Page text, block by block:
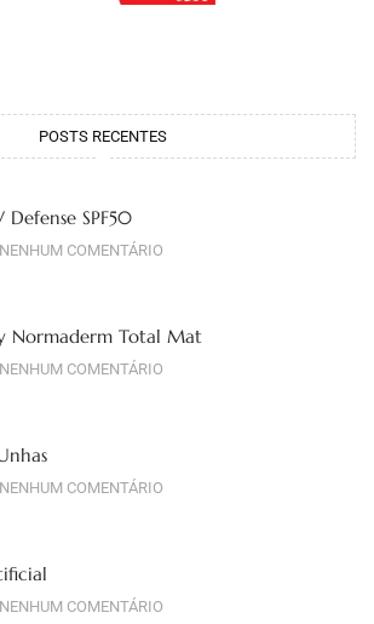
POSTS RECENTES
Defense SPF50
NENHUM COMENTÁRIO
Normaderm Total Mat
NENHUM COMENTÁRIO
NENHUM COMENTÁRIO
NENHUM COMENTÁRIO